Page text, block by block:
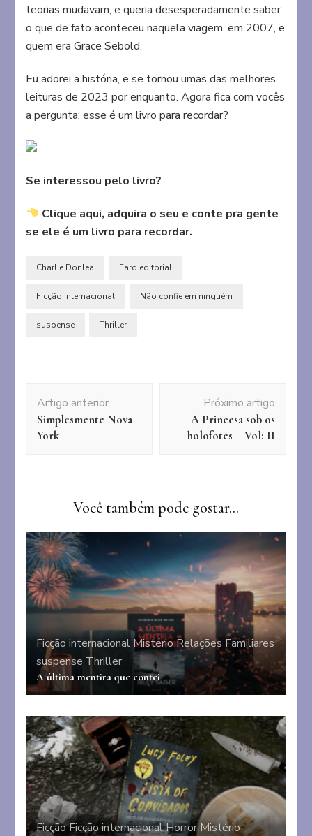
teorias mudavam, e queria desesperadamente saber
o que de fato aconteceu naquela viagem, em 2007, e
quem era Grace Sebold.
Eu adorei a história, e se tornou umas das melhores
leituras de 2023 por enquanto. Agora fica com vocês
a pergunta: esse é um livro para recordar?
Se interessou pelo livro?
Clique aqui, adquira o seu e conte pra gente
se ele é um livro para recordar.
Charlie Donlea Faro editorial
Ficção internacional Não confie em ninguém
suspense Thriller
de
post
Artigo anterior
Simplesmente Nova
York
Próximo artigo
A Princesa sob os
holofotes – Vol: II
Você também pode gostar...
Ficção internacional MistérioRelações Familiares
suspense Thriller
A última mentira que contei
FicçãoFicção internacionalHorror Mistério